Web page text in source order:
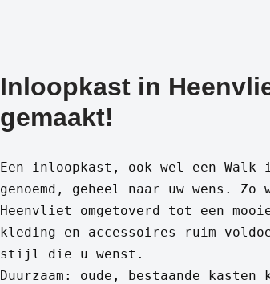
Inloopkast in
gemaakt!
Een inloopkast, ook wel een
genoemd, geheel naar uw wens.
Heenvliet omgetoverd tot een
kleding en accessoires ruim
stijl die u wenst.
Duurzaam: oude, bestaande kasten